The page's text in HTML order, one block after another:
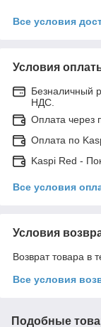
Все условия
Условия
Безналичный
НДС.
Оплата через
Оплата по
Kaspi Red -
Все условия
Условия
Возврат товара в
Все условия
Подобные